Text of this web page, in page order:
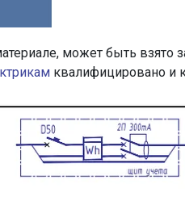
может быть взято
квалифицировано и